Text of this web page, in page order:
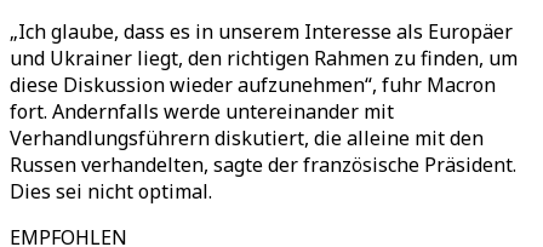
„Ich glaube, dass es in unserem Interesse als Europäer
und Ukrainer liegt, den richtigen Rahmen zu finden, um
diese Diskussion wieder aufzunehmen“, fuhr Macron
fort. Andernfalls werde untereinander mit
Verhandlungsführern diskutiert, die alleine mit den
Russen verhandelten, sagte der französische Präsident.
Dies sei nicht optimal.
EMPFOHLEN